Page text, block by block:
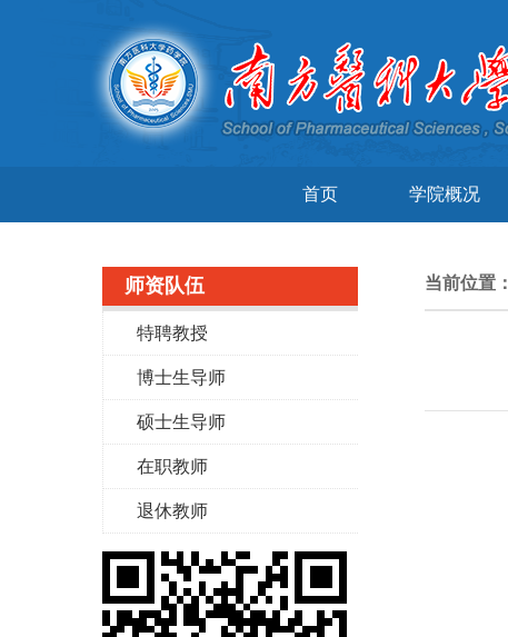
首页 学院概况
师资队伍
特聘教授
博士生导师
硕士生导师
在职教师
退休教师
当前位置：